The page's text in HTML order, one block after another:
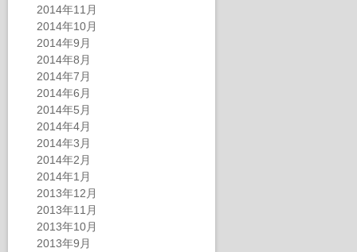
2014年11月
2014年10月
2014年9月
2014年8月
2014年7月
2014年6月
2014年5月
2014年4月
2014年3月
2014年2月
2014年1月
2013年12月
2013年11月
2013年10月
2013年9月